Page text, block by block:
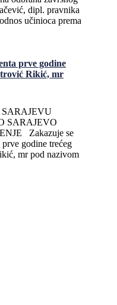
dipl. pravnika
učinioca prema
prve godine
Rikić, mr
SARAJEVO
Zakazuje se
godine trećeg
mr pod nazivom